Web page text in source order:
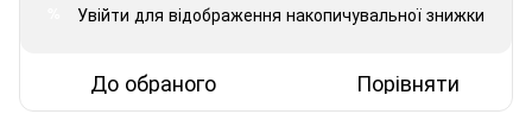
Увійти для відображення накопичувальної знижки
До обраного Порівняти